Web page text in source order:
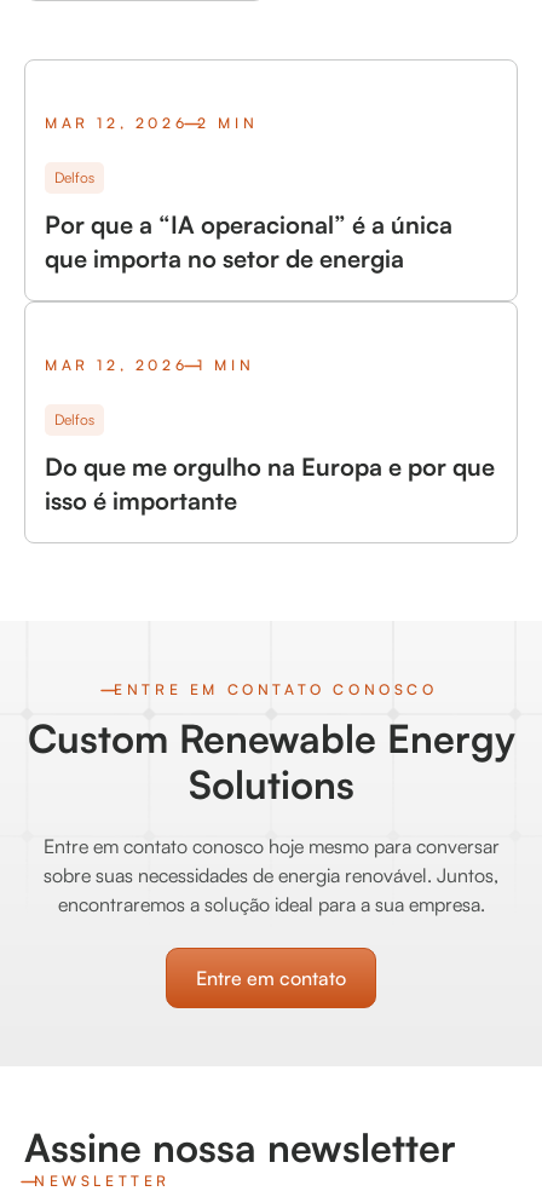
MAR 12, 2026 2 MIN
Delfos
Por que a “IA operacional” é a única
que importa no setor de energia
MAR 12, 2026 1 MIN
Delfos
Do que me orgulho na Europa e por que
isso é importante
ENTRE EM CONTATO CONOSCO
Custom Renewable Energy
Solutions
Entre em contato conosco hoje mesmo para conversar
sobre suas necessidades de energia renovável. Juntos,
encontraremos a solução ideal para a sua empresa.
Entre em contato
Assine nossa newsletter
NEWSLETTER